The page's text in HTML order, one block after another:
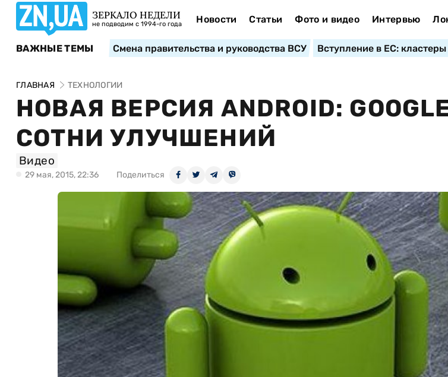
ЗЕРКАЛО НЕДЕЛИ
не подводим с 1994-го года Новости Статьи Фото и видео Интервью
ВАЖНЫЕ ТЕМЫ Смена правительства и руководства ВСУ Вступление в ЕС: кластеры
ГЛАВНАЯ ТЕХНОЛОГИИ
НОВАЯ ВЕРСИЯ ANDROID:
СОТНИ УЛУЧШЕНИЙ
Видео
29 мая, 2015, 22:36 Поделиться